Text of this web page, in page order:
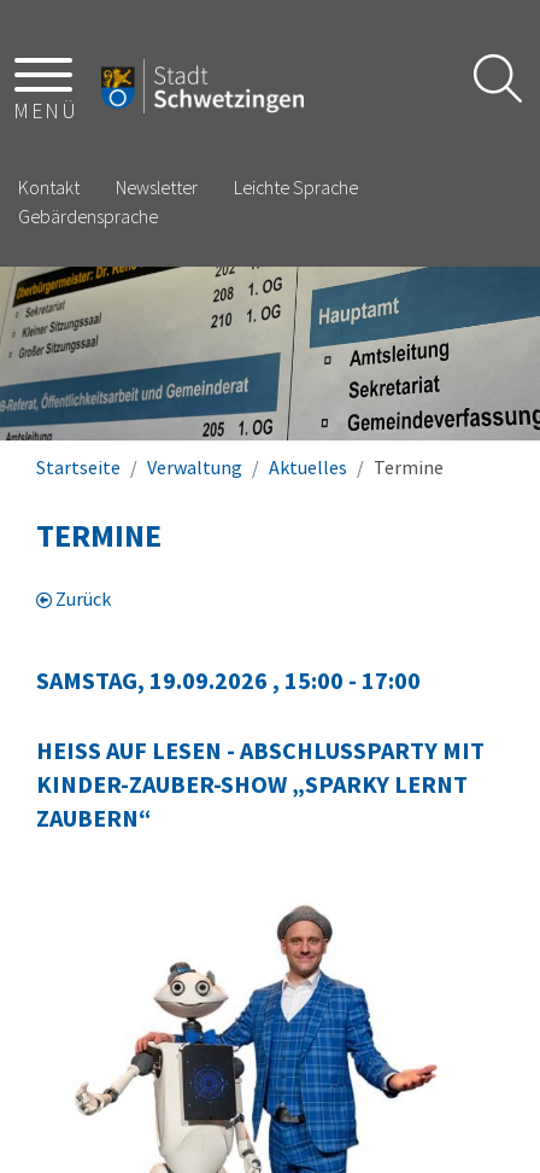
MENÜ
Kontakt Newsletter
Leichte Sprache
Gebärdensprache
Startseite Verwaltung Aktuelles Termine
TERMINE
Zurück
SAMSTAG, 19.09.2026 , 15:00 - 17:00
HEISS AUF LESEN - ABSCHLUSSPARTY MIT
KINDER-ZAUBER-SHOW „SPARKY LERNT
ZAUBERN“